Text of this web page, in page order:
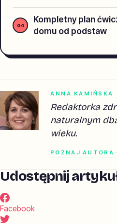
Kompletny plan
domu od podstaw
ANNA KAMIŃSKA
Redaktorka
naturalnym
wieku.
POZNAJ AUTORA
Udostępnij
Facebook